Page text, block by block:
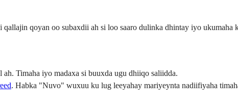
qoyan oo subaxdii ah si loo saaro dulinka dhintay iyo ukumaha
Timaha iyo madaxa si buuxda ugu dhiiqo saliidda.
. Habka "Nuvo" wuxuu ku lug leeyahay mariyeynta nadiifiyaha